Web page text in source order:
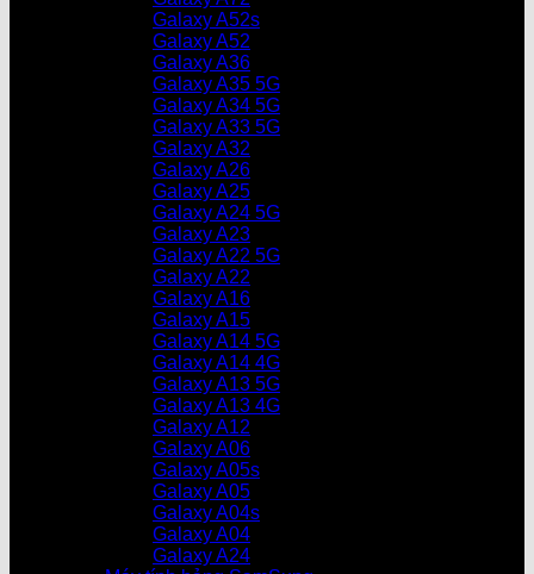
Galaxy A52s
Galaxy A52
Galaxy A36
Galaxy A35 5G
Galaxy A34 5G
Galaxy A33 5G
Galaxy A32
Galaxy A26
Galaxy A25
Galaxy A24 5G
Galaxy A23
Galaxy A22 5G
Galaxy A22
Galaxy A16
Galaxy A15
Galaxy A14 5G
Galaxy A14 4G
Galaxy A13 5G
Galaxy A13 4G
Galaxy A12
Galaxy A06
Galaxy A05s
Galaxy A05
Galaxy A04s
Galaxy A04
Galaxy A24